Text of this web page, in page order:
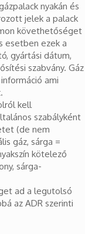
nyakán és
jelek a palack
követhetőséget
esetben ezek a
gyártási dátum,
szabvány. Gáz
ami
kell
szabályként
(de nem
gáz, sárga =
kötelező
sárga-
ad a legutolsó
az ADR szerinti